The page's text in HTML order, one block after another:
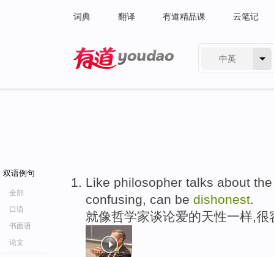
词典 翻译 有道精品课 云笔记
中英
双语例句
全部
口语
书面语
论文
Like philosopher talks about
confusing, can be dishonest.
就像哲学家谈论爱的天性一样,